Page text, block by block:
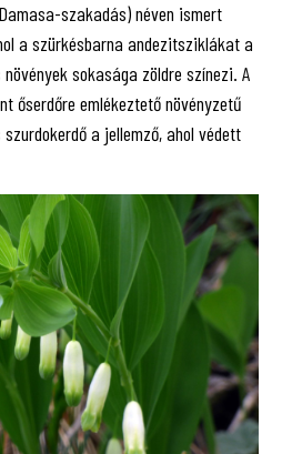
szakadás) néven ismert
a szürkésbarna andezitsziklákat a
sokasága zöldre színezi. A
őserdőre emlékeztető növényzetű
a jellemző, ahol védett